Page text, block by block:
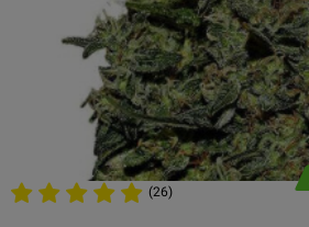
(26)